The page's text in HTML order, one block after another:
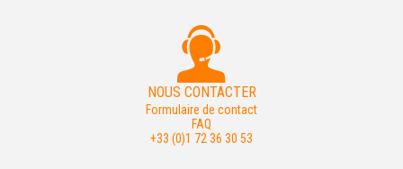
NOUS CONTACTER
Formulaire de contact
FAQ
+33 (0)1 72 36 30 53